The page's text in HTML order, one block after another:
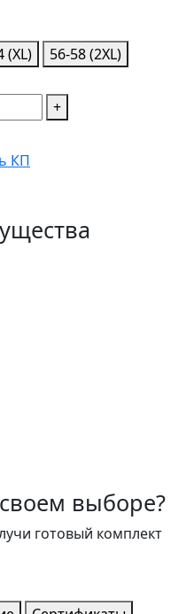
(XL)
56-58 (2XL)
+
КП
выборе?
готовый комплект